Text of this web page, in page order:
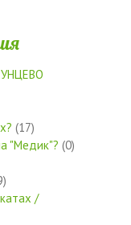
(17)
"Медик"? (0)
/